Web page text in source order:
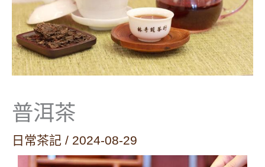
普洱茶
日常茶記 / 2024-08-29